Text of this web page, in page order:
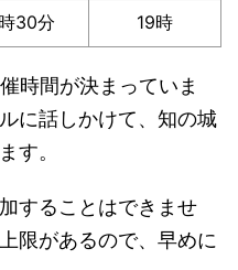
30分 19時
時間が決まっていま
に話しかけて、知の城
す。
することはできませ
限があるので、早めに